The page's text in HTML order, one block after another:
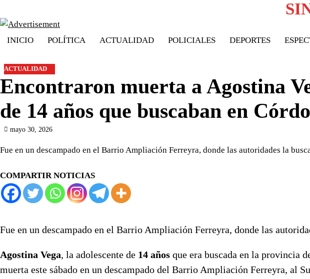
to
content
INICIO POLÍTICA ACTUALIDAD POLICIALES DEPORTES
ACTUALIDAD
Encontraron muerta a Agostina
de 14 años que buscaban en
mayo 30, 2026
Fue en un descampado en el Barrio Ampliación Ferreyra, donde las autoridades la
COMPARTIR NOTICIAS
Fue en un descampado en el Barrio Ampliación Ferreyra, donde las
Agostina Vega, la adolescente de 14 años que era buscada en la provincia
muerta este sábado en un descampado del Barrio Ampliación Ferreyra, al